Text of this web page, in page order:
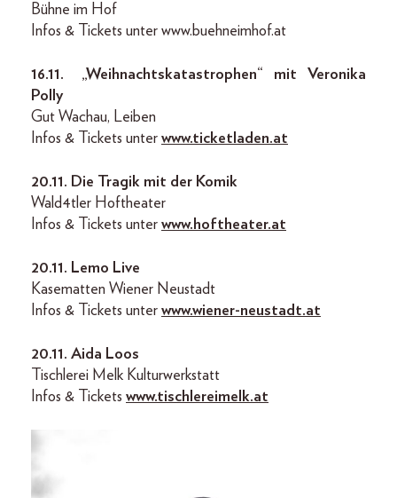
Bühne im Hof
Infos & Tickets unter www.buehneimhof.at
16.11.
„Weihnachtskatastrophen“ mit Veronika
Polly
Gut Wachau, Leiben
Infos & Tickets unter www.ticketladen.at
20.11. Die Tragik mit der Komik
Wald4tler Hoftheater
Infos & Tickets unter www.hoftheater.at
20.11. Lemo Live
Kasematten Wiener Neustadt
Infos & Tickets unter www.wiener-neustadt.at
20.11. Aida Loos
Tischlerei Melk Kulturwerkstatt
Infos & Tickets www.tischlereimelk.at